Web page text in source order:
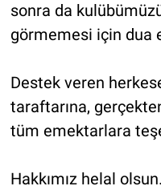
sonra da
görmemesi için dua
Destek veren
taraftarına,
tüm emektarlara
Hakkımız helal olsun.